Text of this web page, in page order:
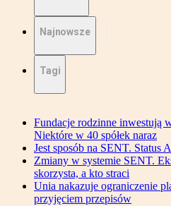
Najnowsze
Tagi
Fundacje rodzinne inwestują
Niektóre w 40 spółek naraz
Jest sposób na SENT. Status
Zmiany w systemie SENT.
skorzysta, a kto straci
Unia nakazuje ograniczenie
przyjęciem przepisów